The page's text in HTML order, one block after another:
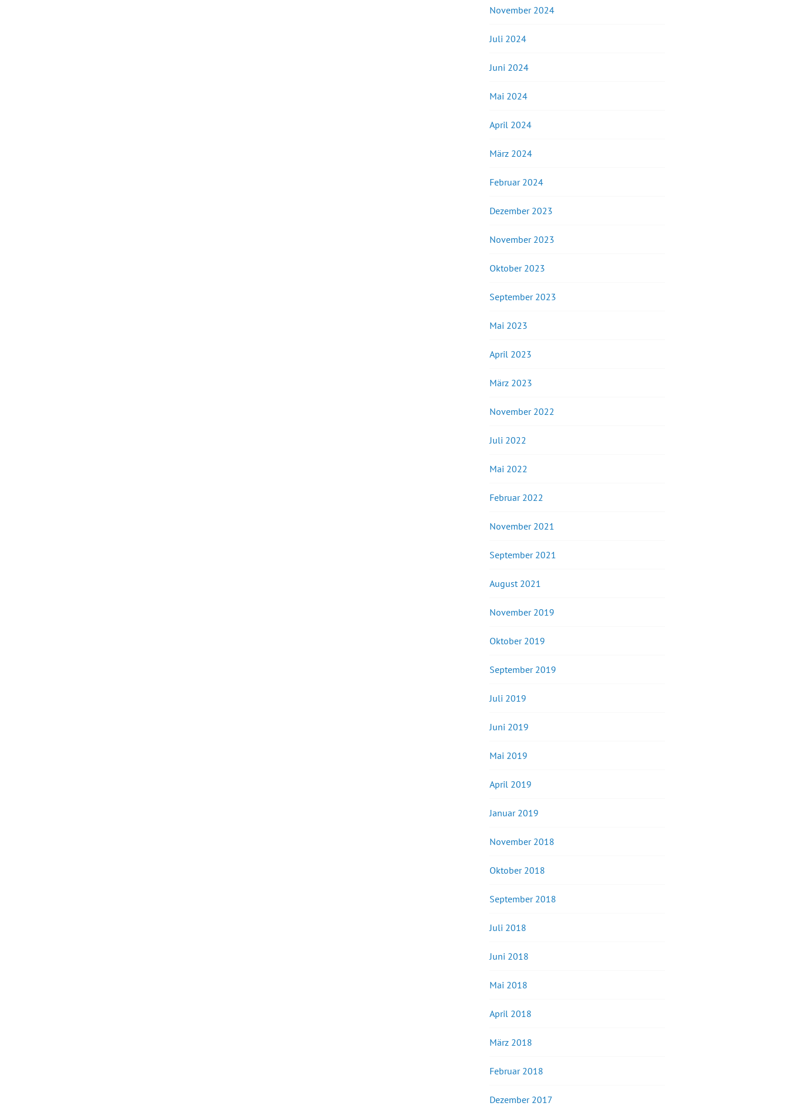
November 2024
Juli 2024
Juni 2024
Mai 2024
April 2024
März 2024
Februar 2024
Dezember 2023
November 2023
Oktober 2023
September 2023
Mai 2023
April 2023
März 2023
November 2022
Juli 2022
Mai 2022
Februar 2022
November 2021
September 2021
August 2021
November 2019
Oktober 2019
September 2019
Juli 2019
Juni 2019
Mai 2019
April 2019
Januar 2019
November 2018
Oktober 2018
September 2018
Juli 2018
Juni 2018
Mai 2018
April 2018
März 2018
Februar 2018
Dezember 2017